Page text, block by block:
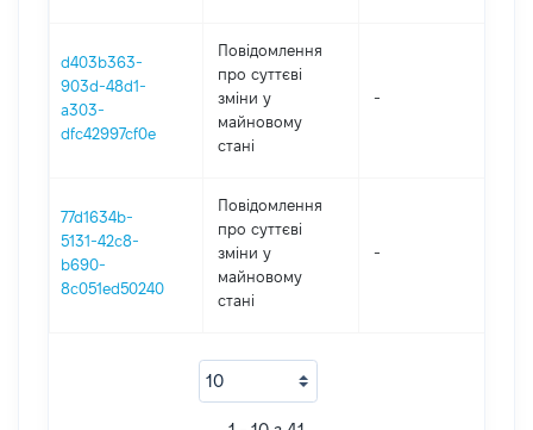
d403b363-
903d-48d1-
a303-
dfc42997cf0e
Повідомлення
про суттєві
зміни y
майновому
стані
-
77d1634b-
5131-42c8-
b690-
8c051ed50240
Повідомлення
про суттєві
зміни y
майновому
стані
-